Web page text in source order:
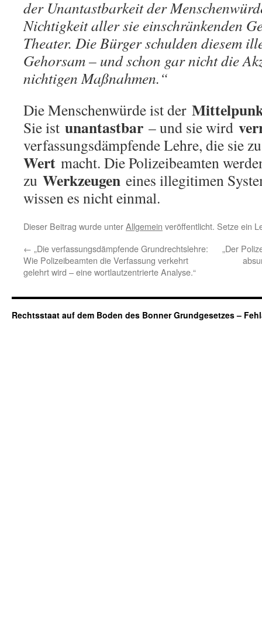
der Unantastbarkeit der
Nichtigkeit aller sie einschränkenden
Theater. Die Bürger schulden diesem
Gehorsam – und schon gar nicht die
nichtigen Maßnahmen.“
Die Menschenwürde ist der
Sie ist unantastbar – und sie wird
verfassungsdämpfende Lehre, die sie
Wert macht. Die Polizeibeamten
zu Werkzeugen eines illegitimen
wissen es nicht einmal.
Dieser Beitrag wurde unterAllgemein veröffentlicht. Setze ein
← „Die verfassungsdämpfende Grundrechtslehre:
Wie Polizeibeamten die Verfassung verkehrt
gelehrt wird – eine wortlautzentrierte Analyse.“
„Der
Rechtsstaat auf dem Boden des Bonner Grundgesetzes –